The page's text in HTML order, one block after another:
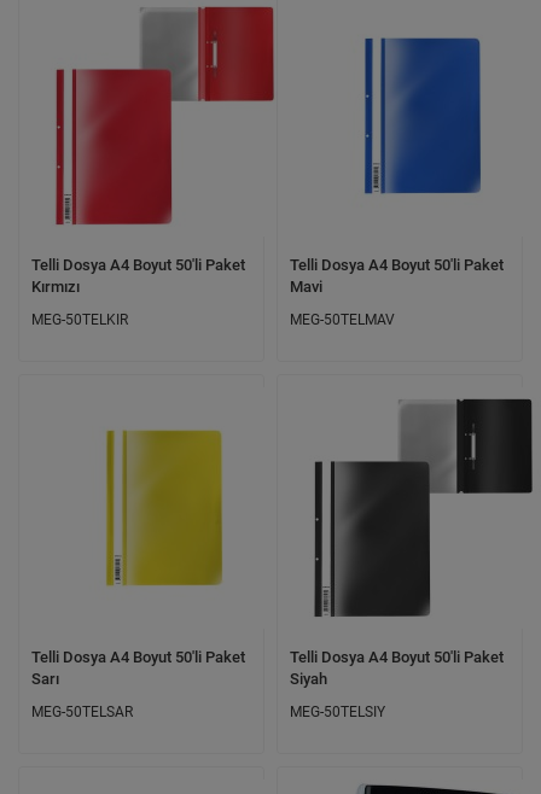
Telli Dosya A4 Boyut 50'li Paket
Kırmızı
MEG-50TELKIR
Telli Dosya A4 Boyut 50'li Paket
Mavi
MEG-50TELMAV
Telli Dosya A4 Boyut 50'li Paket
Sarı
MEG-50TELSAR
Telli Dosya A4 Boyut 50'li Paket
Siyah
MEG-50TELSIY